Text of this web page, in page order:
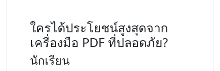
ใครได้ประโยชน์สูงสุดจาก
เครื่องมือ PDF ที่ปลอดภัย?
นักเรียน